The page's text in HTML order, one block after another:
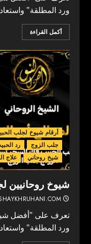
ورد المطلقة"
أكمل القراءة
أرقام شيوخ لجلب
جلب الزوج
رد
شيخ روحاني
علاج
شيوخ روحانيين
تعرف على "أفضل
ورد المطلقة"